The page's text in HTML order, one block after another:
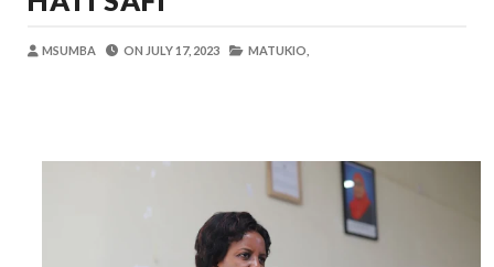
Alex Sonna
TANZANIA YAANGAZA TEKNOLOJIA
OKULY BLOG Aug 08 2026
MGALU APONGEZA HATUA ZA
MSUMBA ON JULY 17, 2023 MATUKIO,